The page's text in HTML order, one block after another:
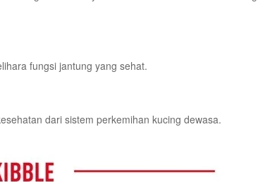
fungsi jantung yang sehat.
dari sistem perkemihan kucing dewasa.